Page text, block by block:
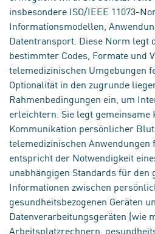
insbesondere ISO/IEEE 11073-
Informationsmodellen,
Datentransport. Diese Norm legt
bestimmter Codes, Formate und
telemedizinischen Umgebungen
Optionalität in den zugrunde
Rahmenbedingungen ein, um
erleichtern. Sie legt
Kommunikation persönlicher
telemedizinischen Anwendungen
entspricht der Notwendigkeit
unabhängigen Standards für den
Informationen zwischen
gesundheitsbezogenen Geräten
Datenverarbeitungsgeräten (wie
Arbeitsplatzrechnern,